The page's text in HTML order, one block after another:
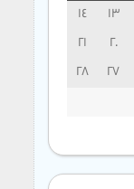
13
14
20
21
27
28